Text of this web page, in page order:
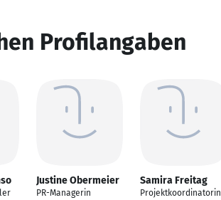
Profilangaben
Justine Obermeier
PR-Managerin
Samira Freitag
Projektkoordinatorin